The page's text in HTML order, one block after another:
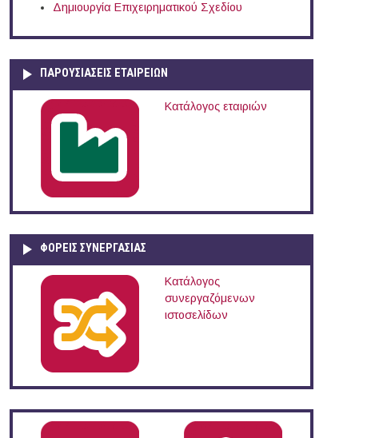
Δημιουργία Επιχειρηματικού Σχεδίου
ΠΑΡΟΥΣΙΆΣΕΙΣ ΕΤΑΙΡΕΙΏΝ
Κατάλογος εταιριών
ΦΟΡΕΙΣ ΣΥΝΕΡΓΑΣΙΑΣ
Κατάλογος
συνεργαζόμενων
ιστοσελίδων